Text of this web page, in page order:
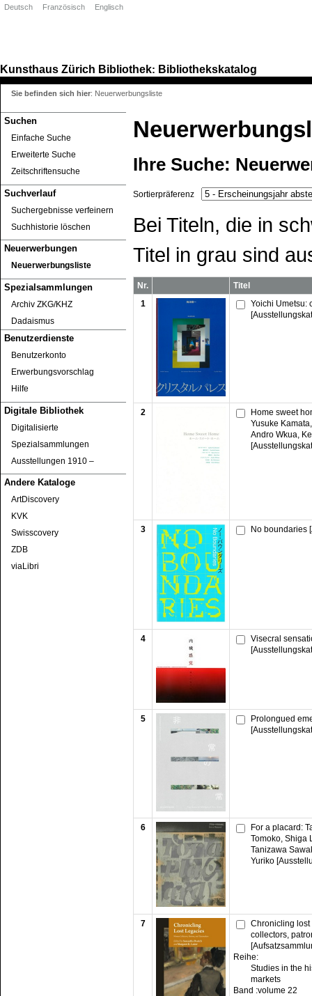
Kunsthaus Zürich Bibliothek: Bibliothekskatalog
Suchen
Einfache Suche
Erweiterte Suche
Zeitschriftensuche
Suchverlauf
Suchergebnisse verfeinern
Suchhistorie löschen
Neuerwerbungen
Neuerwerbungsliste
Spezialsammlungen
Archiv ZKG/KHZ
Dadaismus
Benutzerdienste
Benutzerkonto
Erwerbungsvorschlag
Hilfe
Digitale Bibliothek
Digitalisierte
Spezialsammlungen
Ausstellungen 1910 ‒
Andere Kataloge
ArtDiscovery
KVK
Swisscovery
ZDB
viaLibri
Deutsch Französisch Englisch
Sie befinden sich hier: Neuerwerbungsliste
Ihre Suche:
Sortierpräferenz
Bei Titeln, die in
Titel in grau sind
Nr.
Titel
1
Yoichi Umetsu:
2
Home sweet
Yusuke
Andro Wkua,
3 No boundaries
4
Visecral
5
Prolongued
6
For a placard:
Tomoko, Shiga
Tanizawa
Yuriko
7
Chronicling
collectors,
Reihe:
Studies in the
markets
Band :volume 22